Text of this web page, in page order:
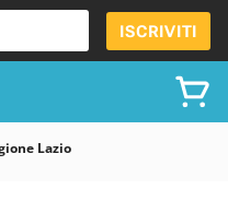
ISCRIVITI
Lazio